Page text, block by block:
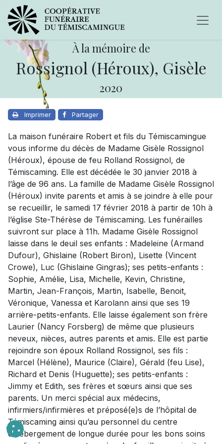
À la mémoire de
Rossignol (Héroux), Gisèle
2020
Imprimer Partager
La maison funéraire Robert et fils du Témiscamingue
vous informe du décès de Madame Gisèle Rossignol
(Héroux), épouse de feu Rolland Rossignol, de
Témiscaming. Elle est décédée le 30 janvier 2018 à
l’âge de 96 ans. La famille de Madame Gisèle Rossignol
(Héroux) invite parents et amis à se joindre à elle pour
se recueillir, le samedi 17 février 2018 à partir de 10h à
l’église Ste-Thérèse de Témiscaming. Les funérailles
suivront sur place à 11h. Madame Gisèle Rossignol
laisse dans le deuil ses enfants : Madeleine (Armand
Dufour), Ghislaine (Robert Biron), Lisette (Vincent
Crowe), Luc (Ghislaine Gingras); ses petits-enfants :
Sophie, Amélie, Lisa, Michelle, Kevin, Christine,
Martin, Jean-François, Martin, Isabelle, Benoit,
Véronique, Vanessa et Karolann ainsi que ses 19
arrière-petits-enfants. Elle laisse également son frère
Laurier (Nancy Forsberg) de même que plusieurs
neveux, nièces, autres parents et amis. Elle est partie
rejoindre son époux Rolland Rossignol, ses fils :
Marcel (Hélène), Maurice (Claire), Gérald (feu Lise),
Richard et Denis (Huguette); ses petits-enfants :
Jimmy et Edith, ses frères et sœurs ainsi que ses
parents. Un merci spécial aux médecins,
infirmiers/infirmières et préposé(e)s de l’hôpital de
Témiscaming ainsi qu’au personnel du centre
d’hébergement de longue durée pour les bons soins